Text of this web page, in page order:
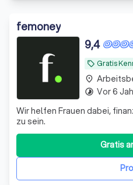
femoney
local_offer Gratis
9,4
Wir helfen Frauen dabei,
zu sein.
Gratis
place
timelapse Vor 6